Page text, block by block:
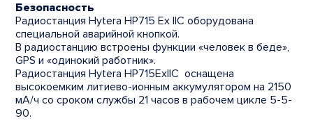
Безопасность
Радиостанция Hytera HP715 Ex IIC оборудована
специальной аварийной кнопкой.
В радиостанцию встроены функции «человек в беде»,
GPS и «одинокий работник».
Радиостанция Hytera HP715ExIIC оснащена
высокоемким литиево-ионным аккумулятором на 2150
мА/ч со сроком службы 21 часов в рабочем цикле 5-5-
90.